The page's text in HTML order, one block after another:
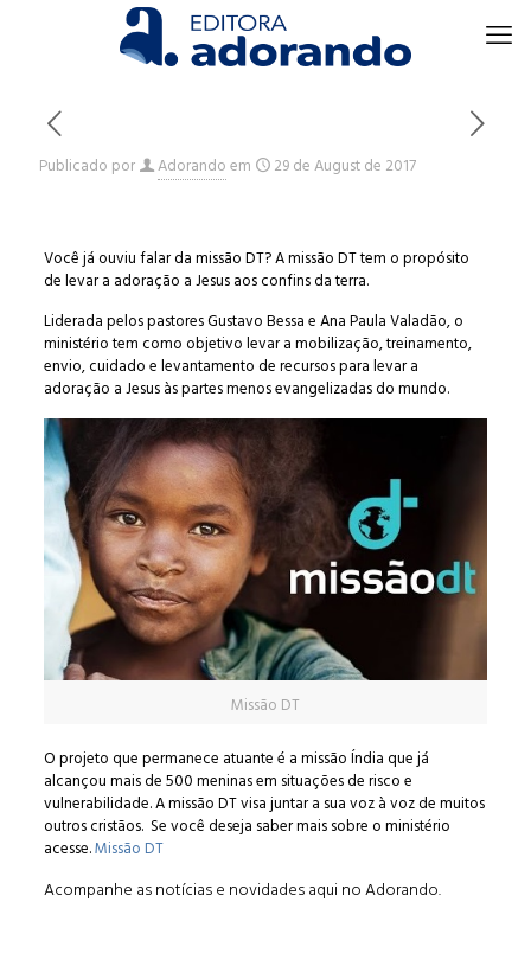
Publicado por Adorandoem 29 de August de 2017
Você já ouviu falar da missão DT? A missão DT tem o propósito
de levar a adoração a Jesus aos confins da terra.
Liderada pelos pastores Gustavo Bessa e Ana Paula Valadão, o
ministério tem como objetivo levar a mobilização, treinamento,
envio, cuidado e levantamento de recursos para levar a
adoração a Jesus às partes menos evangelizadas do mundo.
Missão DT
O projeto que permanece atuante é a missão Índia que já
alcançou mais de 500 meninas em situações de risco e
vulnerabilidade.A missão DT visa juntar a sua voz à voz de muitos
outros cristãos. Se você deseja saber mais sobre o ministério
acesse.Missão DT
Acompanhe as notícias e novidades aqui noAdorando.